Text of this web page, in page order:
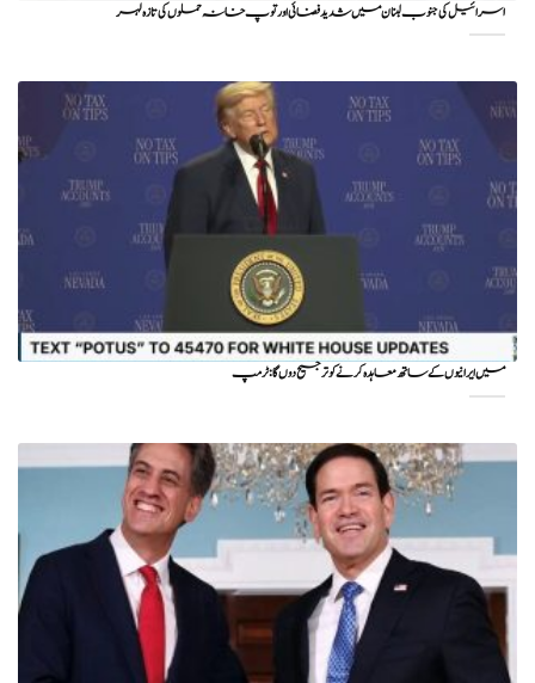
اسرائیل کی جنوب لبنان میں شدید فضائی اور توپ خانہ حملوں کی تازہ لہر
میں ایرانیوں کے ساتھ معاہدہ کرنے کو ترجیح دوں گا : ٹرمپ